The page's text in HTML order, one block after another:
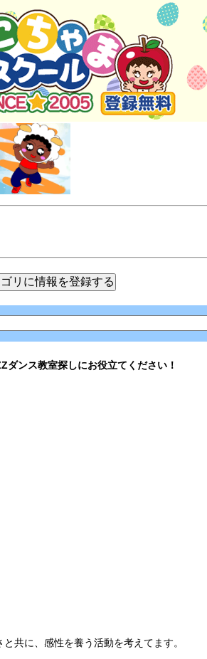
ンス教室探しにお役立てください！
共に、感性を養う活動を考えてます。